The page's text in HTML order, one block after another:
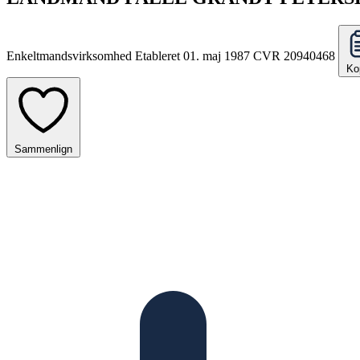
Enkeltmandsvirksomhed Etableret 01. maj 1987 CVR 20940468
Sammenlign